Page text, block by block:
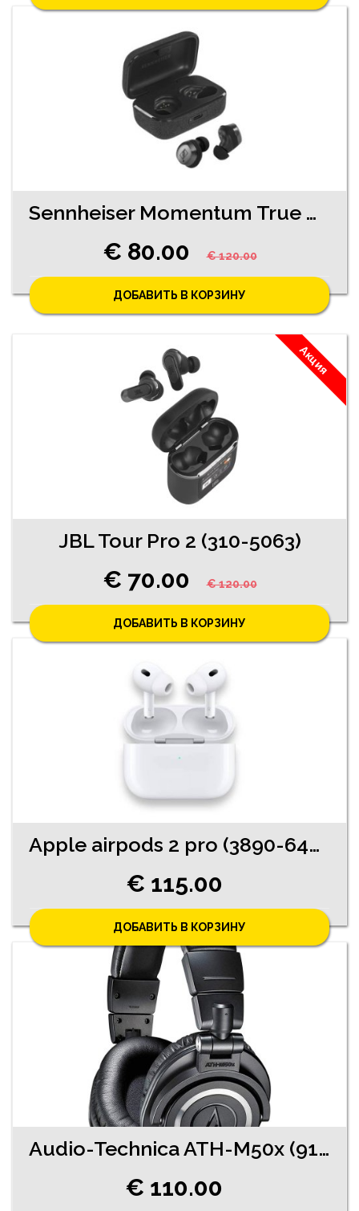
Sennheiser Momentum True Wireless 4 (14770-5251)
€ 80.00€ 120.00
ДОБАВИТЬ В КОРЗИНУ
Акция
JBL Tour Pro 2 (310-5063)
€ 70.00€ 120.00
ДОБАВИТЬ В КОРЗИНУ
Apple airpods 2 pro (3890-6461)
€ 115.00
ДОБАВИТЬ В КОРЗИНУ
Audio-Technica ATH-M50x (9190-0561)
€ 110.00